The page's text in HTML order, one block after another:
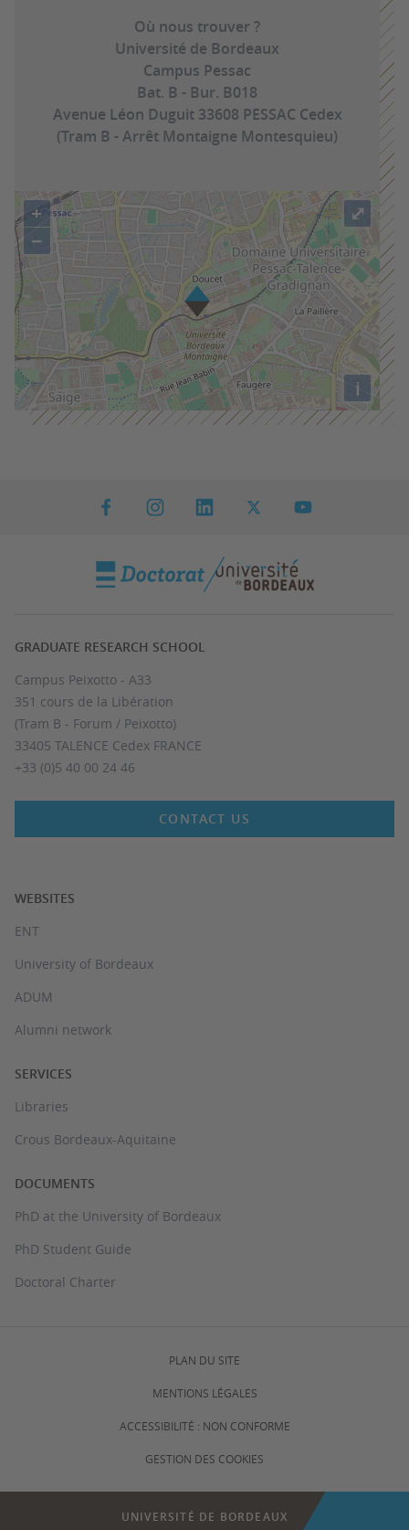
Où nous trouver ?
Université de Bordeaux
Campus Pessac
Bat. B - Bur. B018
Avenue Léon Duguit 33608 PESSAC Cedex
(Tram B - Arrêt Montaigne Montesquieu)
+
−
i
⤢
GRADUATE RESEARCH SCHOOL
Campus Peixotto - A33
351 cours de la Libération
(Tram B - Forum / Peixotto)
33405 TALENCE Cedex FRANCE
+33 (0)5 40 00 24 46
CONTACT US
WEBSITES
ENT
University of Bordeaux
ADUM
Alumni network
SERVICES
Libraries
Crous Bordeaux-Aquitaine
DOCUMENTS
PhD at the University of Bordeaux
PhD Student Guide
Doctoral Charter
PLAN DU SITE
MENTIONS LÉGALES
ACCESSIBILITÉ : NON CONFORME
GESTION DES COOKIES
UNIVERSITÉ DE BORDEAUX